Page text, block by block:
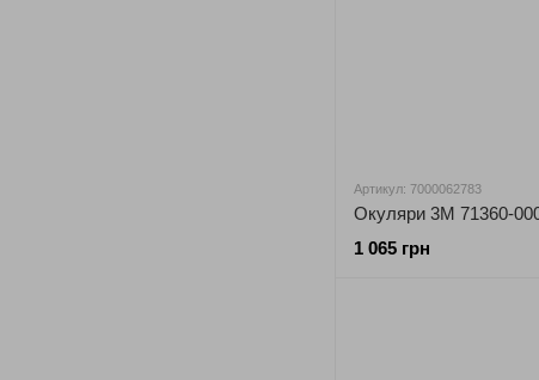
Артикул: 7000062783
1 065 грн